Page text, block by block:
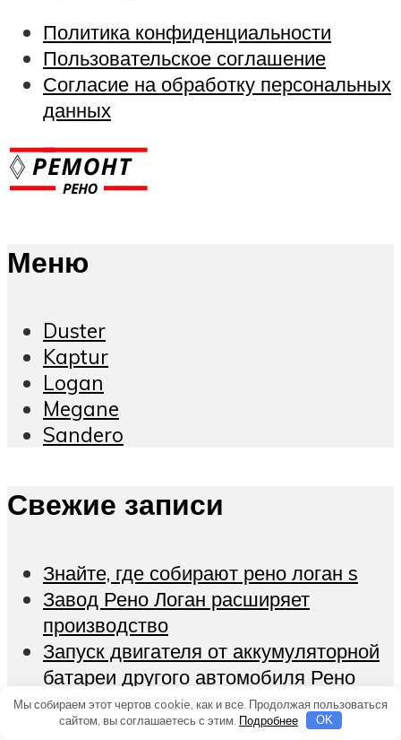
Политика конфиденциальности
Пользовательское соглашение
Согласие на обработку персональных
данных
Меню
Duster
Kaptur
Logan
Megane
Sandero
Свежие записи
Знайте, где собирают рено логан s
Завод Рено Логан расширяет
производство
Запуск двигателя от аккумуляторной
батареи другого автомобиля Рено
Логан: пошаговая инструкция
Замок багажника Рено Логан ремонт
Мы собираем этот чертов cookie, как и все. Продолжая пользоваться
сайтом, вы соглашаетесь с этим. Подробнее OK